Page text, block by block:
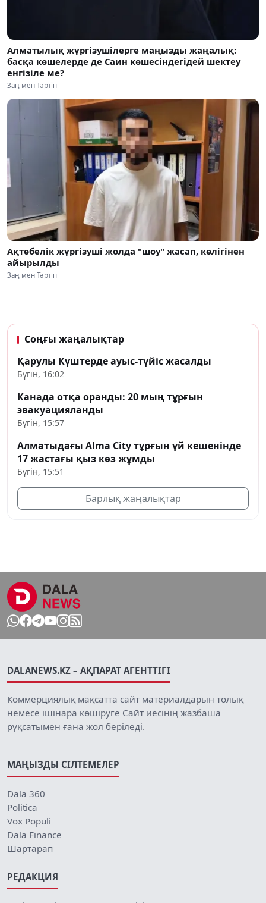
Алматылық жүргізушілерге маңызды жаңалық:
басқа көшелерде де Саин көшесіндегідей шектеу
енгізіле ме?
Заң мен Тәртіп
Ақтөбелік жүргізуші жолда "шоу" жасап, көлігінен
айырылды
Заң мен Тәртіп
Соңғы жаңалықтар
Қарулы Күштерде ауыс-түйіс жасалды
Бүгін, 16:02
Канада отқа оранды: 20 мың тұрғын
эвакуацияланды
Бүгін, 15:57
Алматыдағы Alma City тұрғын үй кешенінде
17 жастағы қыз көз жұмды
Бүгін, 15:51
Барлық жаңалықтар
DALANEWS.KZ – АҚПАРАТ АГЕНТТІГІ
Коммерциялық мақсатта сайт материалдарын толық
немесе ішінара көшіруге Сайт иесінің жазбаша
рұқсатымен ғана жол беріледі.
МАҢЫЗДЫ СІЛТЕМЕЛЕР
Dala 360
Politica
Vox Populi
Dala Finance
Шартарап
РЕДАКЦИЯ